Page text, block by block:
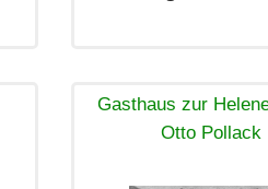
Gasthaus zur
Otto Pollack